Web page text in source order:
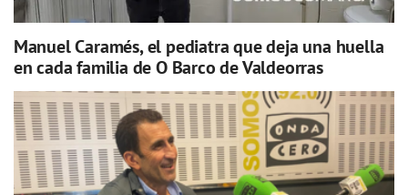
Manuel Caramés, el pediatra que deja una huella
en cada familia de O Barco de Valdeorras